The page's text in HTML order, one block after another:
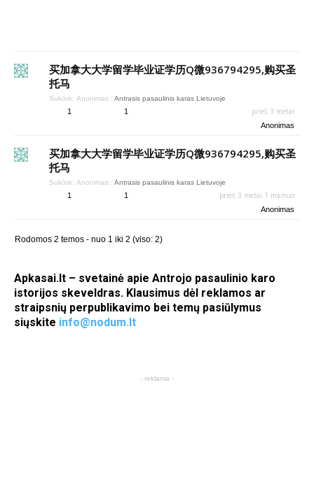
买加拿大大学留学毕业证学历Q微936794295,购买圣
托马
Sukūrė: Anonimas : Antrasis pasaulinis karas Lietuvoje
1 1 prieš 3 metai
Anonimas
买加拿大大学留学毕业证学历Q微936794295,购买圣
托马
Sukūrė: Anonimas : Antrasis pasaulinis karas Lietuvoje
1 1 prieš 3 metai 1 mėnuo
Anonimas
Rodomos 2 temos - nuo 1 iki 2 (viso: 2)
Apkasai.lt – svetainė apie Antrojo pasaulinio karo
istorijos skeveldras. Klausimus dėl reklamos ar
straipsnių perpublikavimo bei temų pasiūlymus
siųskite info@nodum.lt
- reklama -